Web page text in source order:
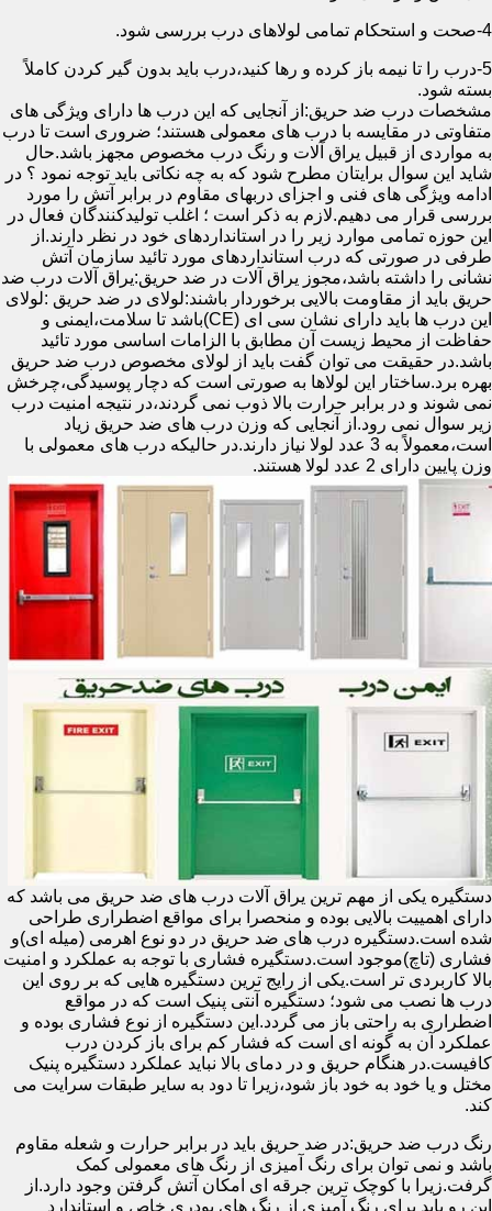
4-صحت و استحکام تمامی لولاهای درب بررسی شود.
5-درب را تا نیمه باز کرده و رها کنید،درب باید بدون گیر کردن کاملاً
بسته شود.
مشخصات درب ضد حریق:از آنجایی که این درب ها دارای ویژگی های
متفاوتی در مقایسه با درب های معمولی هستند؛ ضروری است تا درب
به مواردی از قبیل یراق آلات و رنگ درب مخصوص مجهز باشد.حال
شاید این سوال برایتان مطرح شود که به چه نکاتی باید توجه نمود ؟ در
ادامه ویژگی های فنی و اجزای دربهای مقاوم در برابر آتش را مورد
بررسی قرار می دهیم.لازم به ذکر است ؛ اغلب تولیدکنندگان فعال در
این حوزه تمامی موارد زیر را در استانداردهای خود در نظر دارند.از
طرفی در صورتی که درب استانداردهای مورد تائید سازمان آتش
نشانی را داشته باشد،مجوز یراق آلات در ضد حریق:یراق آلات درب ضد
حریق باید از مقاومت بالایی برخوردار باشند:لولای در ضد حریق :لولای
این درب ها باید دارای نشان سی ای (CE)باشد تا سلامت،ایمنی و
حفاظت از محیط زیست آن مطابق با الزامات اساسی مورد تائید
باشد.در حقیقت می توان گفت باید از لولای مخصوص درب ضد حریق
بهره برد.ساختار این لولاها به صورتی است که دچار پوسیدگی،چرخش
نمی شوند و در برابر حرارت بالا ذوب نمی گردند،در نتیجه امنیت درب
زیر سوال نمی رود.از آنجایی که وزن درب های ضد حریق زیاد
است،معمولاً به 3 عدد لولا نیاز دارند.در حالیکه درب های معمولی با
وزن پایین دارای 2 عدد لولا هستند.
دستگیره یکی از مهم ترین یراق آلات درب های ضد حریق می باشد که
دارای اهمییت بالایی بوده و منحصرا برای مواقع اضطراری طراحی
شده است.دستگیره درب های ضد حریق در دو نوع اهرمی (میله ای)و
فشاری (تاچ)موجود است.دستگیره فشاری با توجه به عملکرد و امنیت
بالا کاربردی تر است.یکی از رایج ترین دستگیره هایی که بر روی این
درب ها نصب می شود؛ دستگیره آنتی پنیک است که در مواقع
اضطراری به راحتی باز می گردد.این دستگیره از نوع فشاری بوده و
عملکرد آن به گونه ای است که فشار کم برای باز کردن درب
کافیست.در هنگام حریق و در دمای بالا نباید عملکرد دستگیره پنیک
مختل و یا خود به خود باز شود،زیرا تا دود به سایر طبقات سرایت می
کند.
رنگ درب ضد حریق:در ضد حریق باید در برابر حرارت و شعله مقاوم
باشد و نمی توان برای رنگ آمیزی از رنگ های معمولی کمک
گرفت.زیرا با کوچک ترین جرقه ای امکان آتش گرفتن وجود دارد.از
این رو باید برای رنگ آمیزی از رنگ های پودری خاص و استاندارد